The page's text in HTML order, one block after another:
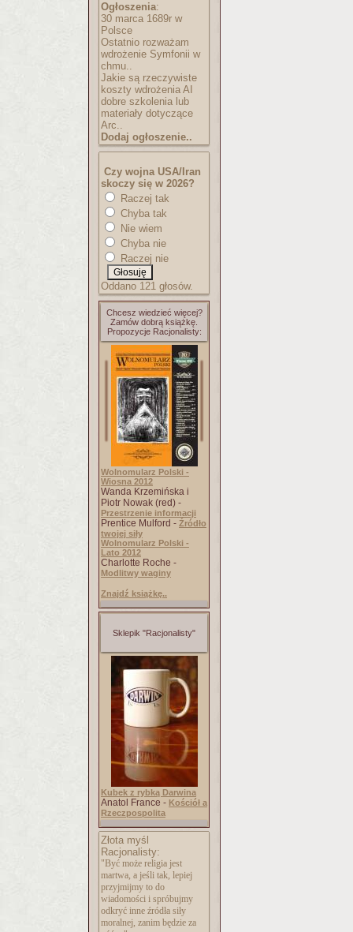
Ogłoszenia:
30 marca 1689r w
Polsce
Ostatnio rozważam
wdrożenie Symfonii w
chmu..
Jakie są rzeczywiste
koszty wdrożenia AI
dobre szkolenia lub
materiały dotyczące
Arc..
Dodaj ogłoszenie..
Czy wojna USA/Iran
skoczy się w 2026?
Raczej tak
Chyba tak
Nie wiem
Chyba nie
Raczej nie
Oddano 121 głosów.
Chcesz wiedzieć więcej?
Zamów dobrą książkę.
Propozycje Racjonalisty:
Wolnomularz Polski -
Wiosna 2012
Wanda Krzemińska i
Piotr Nowak (red) -
Przestrzenie informacji
Prentice Mulford - Źródło
twojej siły
Wolnomularz Polski -
Lato 2012
Charlotte Roche -
Modlitwy waginy
Znajdź książkę..
Sklepik "Racjonalisty"
Kubek z rybką Darwina
Anatol France - Kościół a
Rzeczpospolita
Złota myśl
Racjonalisty:
"Być może religia jest
martwa, a jeśli tak, lepiej
przyjmijmy to do
wiadomości i spróbujmy
odkryć inne źródła siły
moralnej, zanim będzie za